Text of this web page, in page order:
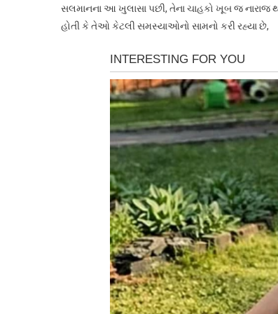
સલમાનના આ ખુલાસા પછી, તેના ચાહકો ખૂબ જ નારાજ
હોતી કે તેઓ કેટલી સમસ્યાઓનો સામનો કરી રહ્યા છે,